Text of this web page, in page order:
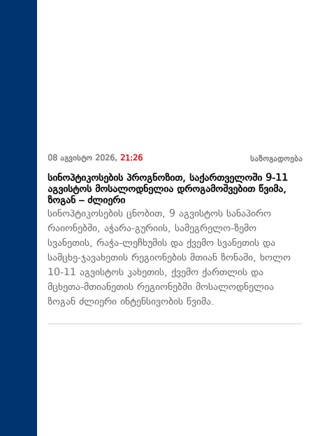
08 აგვისტო 2026, 21:26 საზოგადოება
სინოპტიკოსების პროგნოზით, საქართველოში 9-11
აგვისტოს მოსალოდნელია დროგამოშვებით წვიმა,
ზოგან – ძლიერი
სინოპტიკოსების ცნობით, 9 აგვისტოს სანაპირო
რაიონებში, აჭარა-გურიის, სამეგრელო-ზემო
სვანეთის, რაჭა-ლეჩხუმის და ქვემო სვანეთის და
სამცხე-ჯავახეთის რეგიონების მთიან ზონაში, ხოლო
10-11 აგვისტოს კახეთის, ქვემო ქართლის და
მცხეთა-მთიანეთის რეგიონებში მოსალოდნელია
ზოგან ძლიერი ინტენსივობის წვიმა.